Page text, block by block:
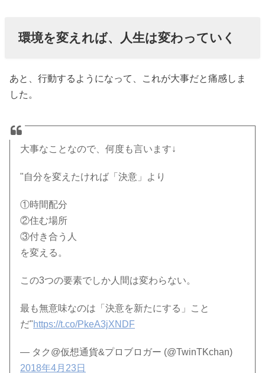
環境を変えれば、人生は変わっていく
あと、行動するようになって、これが大事だと痛感しま
した。
大事なことなので、何度も言います↓
"自分を変えたければ「決意」より
①時間配分
②住む場所
③付き合う人
を変える。
この3つの要素でしか人間は変わらない。
最も無意味なのは「決意を新たにする」こと
だ"https://t.co/PkeA3jXNDF
— タク@仮想通貨&プロブロガー (@TwinTKchan)
2018年4月23日